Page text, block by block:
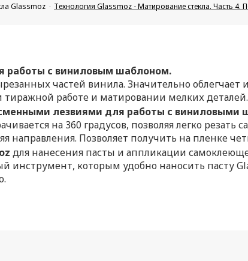
Glassmoz Технология Glassmoz - Матирование стекла. Часть 4.
работы с виниловым шаблоном.
частей винила. Значительно
работе и матировании мелких деталей.
лезвиями для работы с виниловыми
на 360 градусов, позволяя легко
направления. Позволяет получить на пленке
для нанесения пасты и аппликации
инструмент, которым удобно наносить пасту